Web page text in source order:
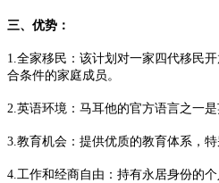
三、优势：
1.全家移民：该计划对一家四代移民
合条件的家庭成员。
2.英语环境：马耳他的官方语言之一
3.教育机会：提供优质的教育体系，特
4.工作和经商自由：持有永居身份的